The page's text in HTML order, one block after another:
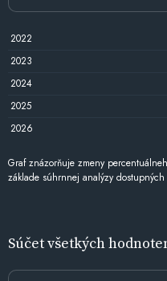
2022
2023
2024
2025
2026
Graf znázorňuje zmeny
základe súhrnnej analýzy
Súčet všetkých